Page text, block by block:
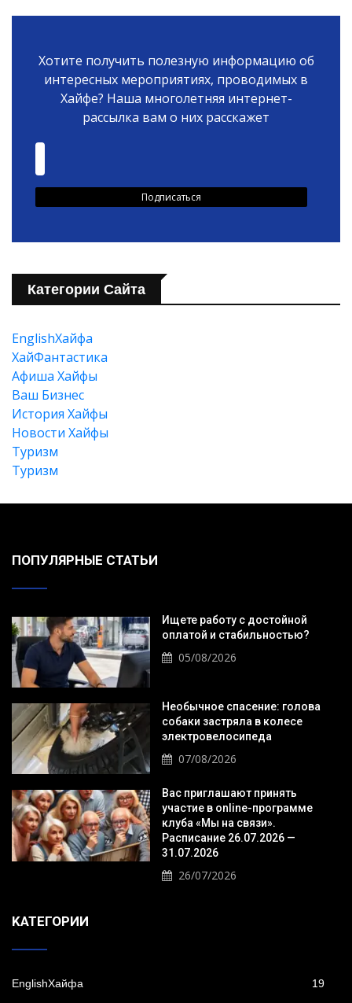
Хотите получить полезную информацию об
интересных мероприятиях, проводимых в
Хайфе? Наша многолетняя интернет-
рассылка вам о них расскажет
Категории Сайта
EnglishХайфа
XайФантастика
Афиша Хайфы
Ваш Бизнес
История Хайфы
Новости Хайфы
Туризм
Туризм
ПОПУЛЯРНЫЕ СТАТЬИ
Ищете работу с достойной
оплатой и стабильностью?
05/08/2026
Необычное спасение: голова
собаки застряла в колесе
электровелосипеда
07/08/2026
Вас приглашают принять
участие в online-программе
клуба «Мы на связи».
Расписание 26.07.2026 —
31.07.2026
26/07/2026
KАТЕГОРИИ
EnglishХайфа 19